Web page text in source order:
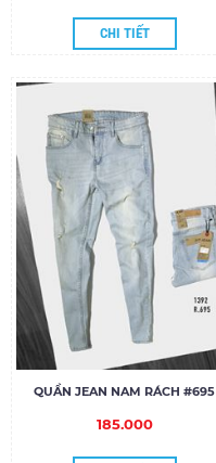
CHI TIẾT
QUẦN JEAN NAM RÁCH #695
185.000